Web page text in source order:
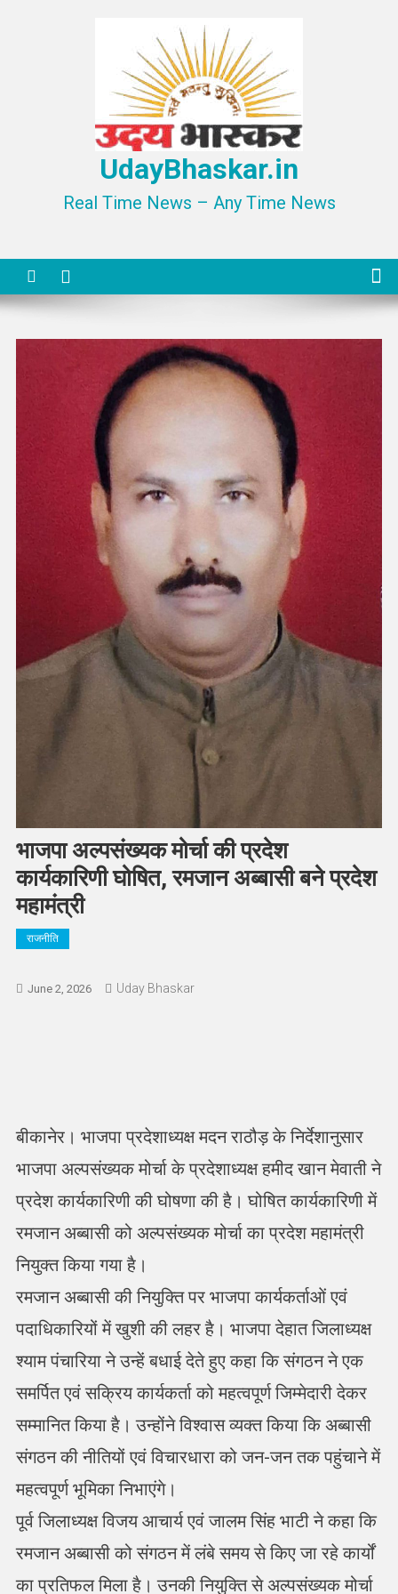
UdayBhaskar.in
Real Time News – Any Time News
भाजपा अल्पसंख्यक मोर्चा की प्रदेश
कार्यकारिणी घोषित, रमजान अब्बासी बने प्रदेश
महामंत्री
राजनीति
June 2, 2026 Uday Bhaskar
बीकानेर। भाजपा प्रदेशाध्यक्ष मदन राठौड़ के निर्देशानुसार
भाजपा अल्पसंख्यक मोर्चा के प्रदेशाध्यक्ष हमीद खान मेवाती ने
प्रदेश कार्यकारिणी की घोषणा की है। घोषित कार्यकारिणी में
रमजान अब्बासी को अल्पसंख्यक मोर्चा का प्रदेश महामंत्री
नियुक्त किया गया है।
रमजान अब्बासी की नियुक्ति पर भाजपा कार्यकर्ताओं एवं
पदाधिकारियों में खुशी की लहर है। भाजपा देहात जिलाध्यक्ष
श्याम पंचारिया ने उन्हें बधाई देते हुए कहा कि संगठन ने एक
समर्पित एवं सक्रिय कार्यकर्ता को महत्वपूर्ण जिम्मेदारी देकर
सम्मानित किया है। उन्होंने विश्वास व्यक्त किया कि अब्बासी
संगठन की नीतियों एवं विचारधारा को जन-जन तक पहुंचाने में
महत्वपूर्ण भूमिका निभाएंगे।
पूर्व जिलाध्यक्ष विजय आचार्य एवं जालम सिंह भाटी ने कहा कि
रमजान अब्बासी को संगठन में लंबे समय से किए जा रहे कार्यों
का प्रतिफल मिला है। उनकी नियुक्ति से अल्पसंख्यक मोर्चा